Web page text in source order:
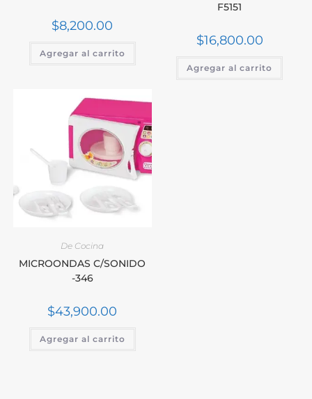
$8,200.00
Agregar al carrito
F5151
$16,800.00
Agregar al carrito
De Cocina
MICROONDAS C/SONIDO
-346
$43,900.00
Agregar al carrito